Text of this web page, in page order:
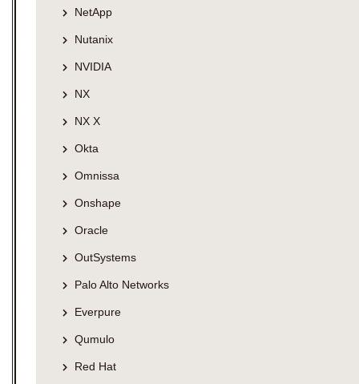
NetApp
Nutanix
NVIDIA
NX
NX X
Okta
Omnissa
Onshape
Oracle
OutSystems
Palo Alto Networks
Everpure
Qumulo
Red Hat